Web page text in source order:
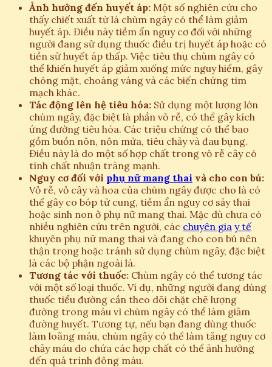
Ảnh hưởng đến huyết áp: Một số nghiên cứu cho
thấy chiết xuất từ lá chùm ngây có thể làm giảm
huyết áp. Điều này tiềm ẩn nguy cơ đối với những
người đang sử dụng thuốc điều trị huyết áp hoặc có
tiền sử huyết áp thấp. Việc tiêu thụ chùm ngây có
thể khiến huyết áp giảm xuống mức nguy hiểm, gây
chóng mặt, choáng váng và các biến chứng tim
mạch khác.
Tác động lên hệ tiêu hóa: Sử dụng một lượng lớn
chùm ngây, đặc biệt là phần vỏ rễ, có thể gây kích
ứng đường tiêu hóa. Các triệu chứng có thể bao
gồm buồn nôn, nôn mửa, tiêu chảy và đau bụng.
Điều này là do một số hợp chất trong vỏ rễ cây có
tính chất nhuận tràng mạnh.
Nguy cơ đối với phụ nữ mang thai và cho con bú:
Vỏ rễ, vỏ cây và hoa của chùm ngây được cho là có
thể gây co bóp tử cung, tiềm ẩn nguy cơ sảy thai
hoặc sinh non ở phụ nữ mang thai. Mặc dù chưa có
nhiều nghiên cứu trên người, các chuyên gia y tế
khuyên phụ nữ mang thai và đang cho con bú nên
thận trọng hoặc tránh sử dụng chùm ngây, đặc biệt
là các bộ phận ngoài lá.
Tương tác với thuốc: Chùm ngây có thể tương tác
với một số loại thuốc. Ví dụ, những người đang dùng
thuốc tiểu đường cần theo dõi chặt chẽ lượng
đường trong máu vì chùm ngây có thể làm giảm
đường huyết. Tương tự, nếu bạn đang dùng thuốc
làm loãng máu, chùm ngây có thể làm tăng nguy cơ
chảy máu do chứa các hợp chất có thể ảnh hưởng
đến quá trình đông máu.